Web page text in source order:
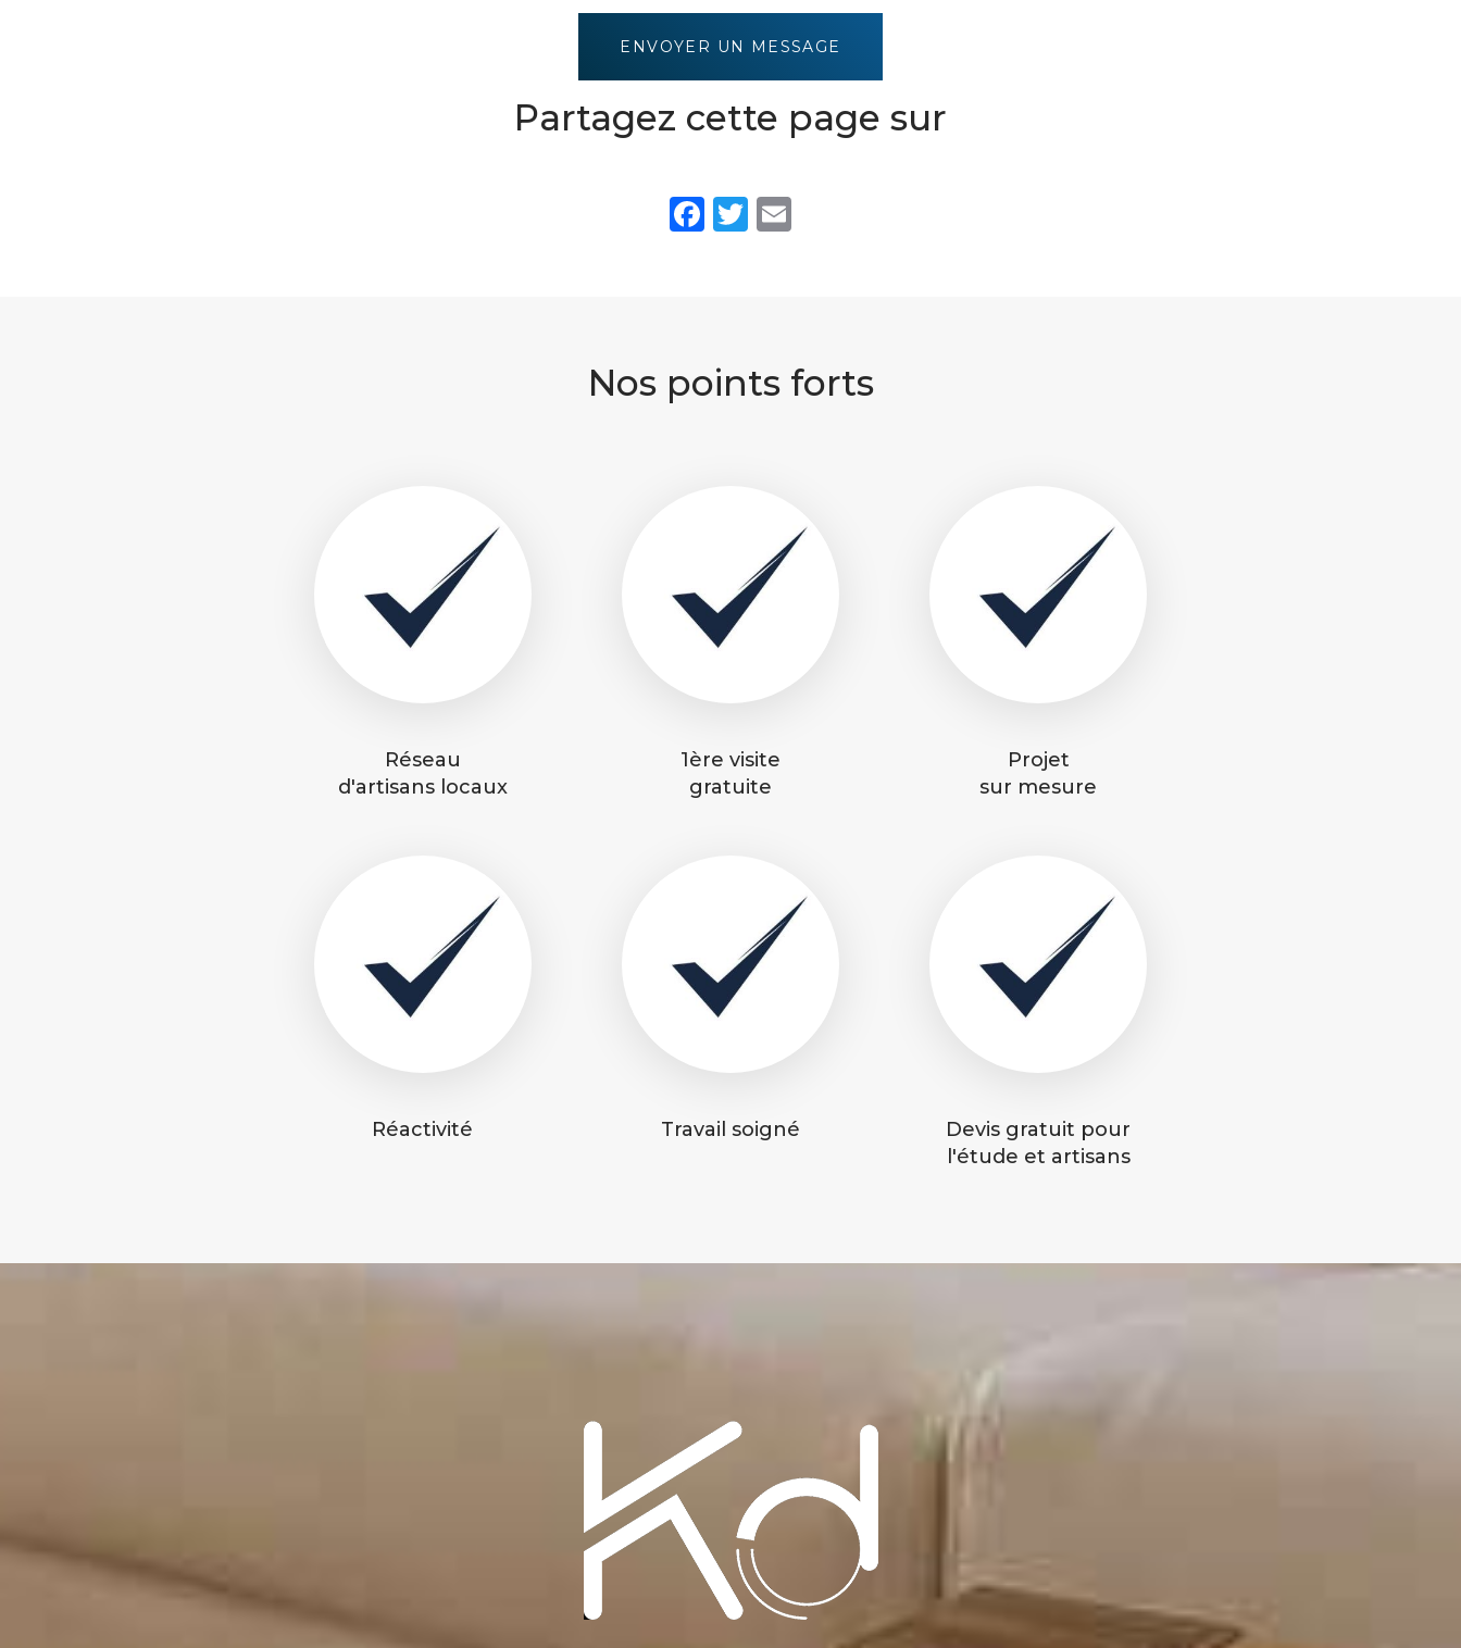
ENVOYER UN MESSAGE
Partagez cette page sur
Facebook
Twitter
Nos points forts
Réseau
d'artisans locaux
1ère visite
gratuite
Projet
sur mesure
Réactivité Travail soigné
Devis gratuit pour
l'étude et artisans